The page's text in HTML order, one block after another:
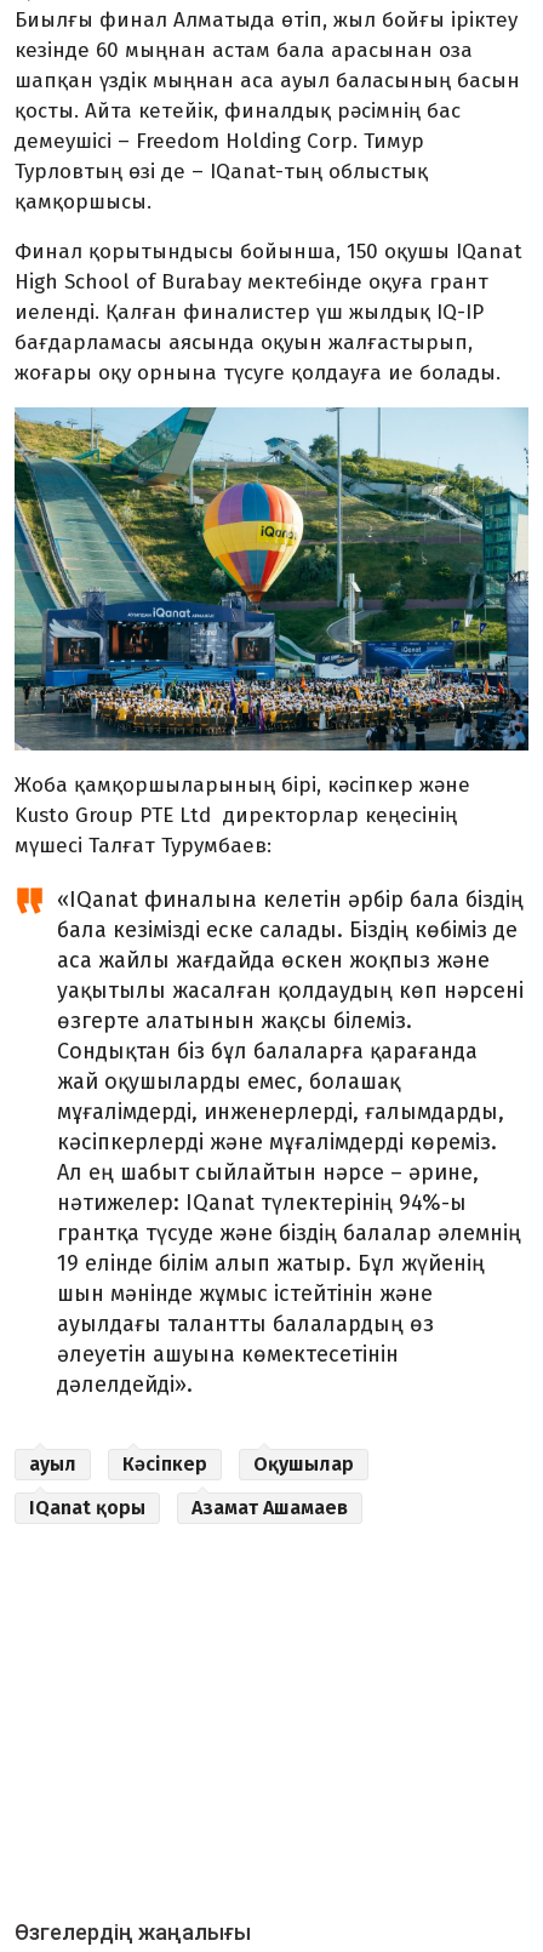
Биылғы финал Алматыда өтіп, жыл бойғы іріктеу
кезінде 60 мыңнан астам бала арасынан оза
шапқан үздік мыңнан аса ауыл баласының басын
қосты. Айта кетейік, финалдық рәсімнің бас
демеушісі – Freedom Holding Corp. Тимур
Турловтың өзі де – IQanat-тың облыстық
қамқоршысы.
Финал қорытындысы бойынша, 150 оқушы IQanat
High School of Burabay мектебінде оқуға грант
иеленді. Қалған финалистер үш жылдық IQ-IP
бағдарламасы аясында оқуын жалғастырып,
жоғары оқу орнына түсуге қолдауға ие болады.
Жоба қамқоршыларының бірі, кәсіпкер және
Kusto Group PTE Ltd директорлар кеңесінің
мүшесі Талғат Турумбаев:
«IQanat финалына келетін әрбір бала біздің
бала кезімізді еске салады. Біздің көбіміз де
аса жайлы жағдайда өскен жоқпыз және
уақытылы жасалған қолдаудың көп нәрсені
өзгерте алатынын жақсы білеміз.
Сондықтан біз бұл балаларға қарағанда
жай оқушыларды емес, болашақ
мұғалімдерді, инженерлерді, ғалымдарды,
кәсіпкерлерді және мұғалімдерді көреміз.
Ал ең шабыт сыйлайтын нәрсе – әрине,
нәтижелер: IQanat түлектерінің 94%-ы
грантқа түсуде және біздің балалар әлемнің
19 елінде білім алып жатыр. Бұл жүйенің
шын мәнінде жұмыс істейтінін және
ауылдағы талантты балалардың өз
әлеуетін ашуына көмектесетінін
дәлелдейді».
ауыл Кәсіпкер
Оқушылар
IQanat қоры
Азамат Ашамаев